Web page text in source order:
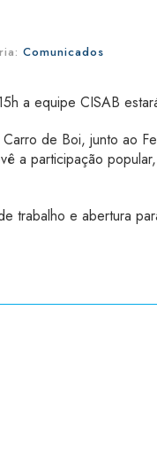
Comunicados
a equipe CISAB
de Boi, junto ao
a participação
trabalho e abertura